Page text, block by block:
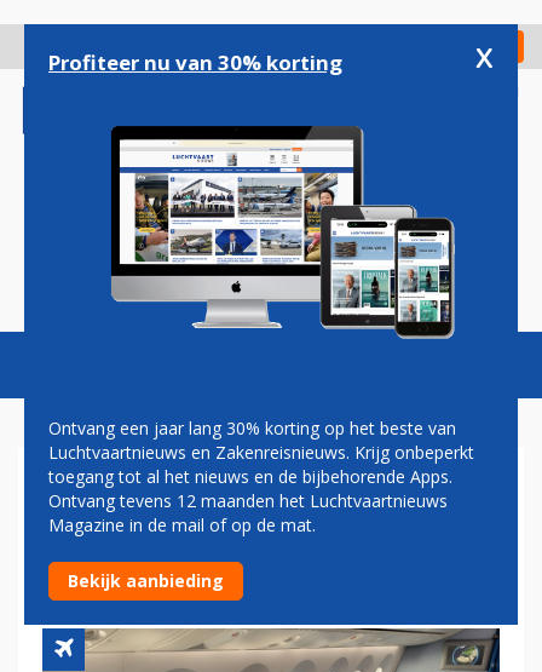
gaan
Check in
Magazine Podcasts Vacatures
KLM GAAT IN BOEINGS EXTRA
RUIMTE CREËREN VOOR
MEER BETALENDE KLANT
Profiteer nu van 30% korting x
Ontvang een jaar lang 30% korting op het beste van
Luchtvaartnieuws en Zakenreisnieuws. Krijg onbeperkt
toegang tot al het nieuws en de bijbehorende Apps.
Ontvang tevens 12 maanden het Luchtvaartnieuws
Magazine in de mail of op de mat.
Bekijk aanbieding